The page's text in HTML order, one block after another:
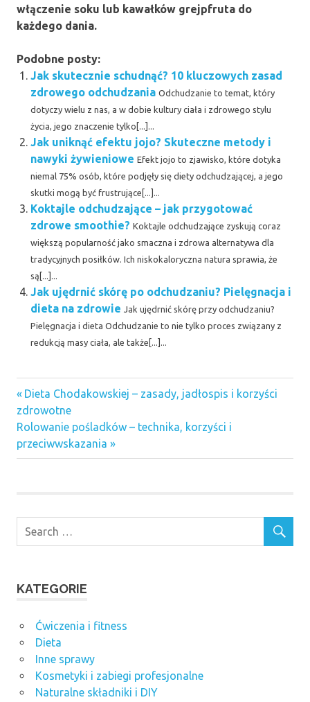
włączenie soku lub kawałków grejpfruta do
każdego dania.
Podobne posty:
Jak skutecznie schudnąć? 10 kluczowych zasad
zdrowego odchudzania Odchudzanie to temat, który
dotyczy wielu z nas, a w dobie kultury ciała i zdrowego stylu
życia, jego znaczenie tylko[...]...
Jak uniknąć efektu jojo? Skuteczne metody i
nawyki żywieniowe Efekt jojo to zjawisko, które dotyka
niemal 75% osób, które podjęły się diety odchudzającej, a jego
skutki mogą być frustrujące[...]...
Koktajle odchudzające – jak przygotować
zdrowe smoothie? Koktajle odchudzające zyskują coraz
większą popularność jako smaczna i zdrowa alternatywa dla
tradycyjnych posiłków. Ich niskokaloryczna natura sprawia, że
są[...]...
Jak ujędrnić skórę po odchudzaniu? Pielęgnacja i
dieta na zdrowie Jak ujędrnić skórę przy odchudzaniu?
Pielęgnacja i dieta Odchudzanie to nie tylko proces związany z
redukcją masy ciała, ale także[...]...
Nawigacja
wpisu
Previous
Post:
Dieta Chodakowskiej – zasady, jadłospis i korzyści
zdrowotne
Next
Post:
Rolowanie pośladków – technika, korzyści i
przeciwwskazania
KATEGORIE
Ćwiczenia i fitness
Dieta
Inne sprawy
Kosmetyki i zabiegi profesjonalne
Naturalne składniki i DIY